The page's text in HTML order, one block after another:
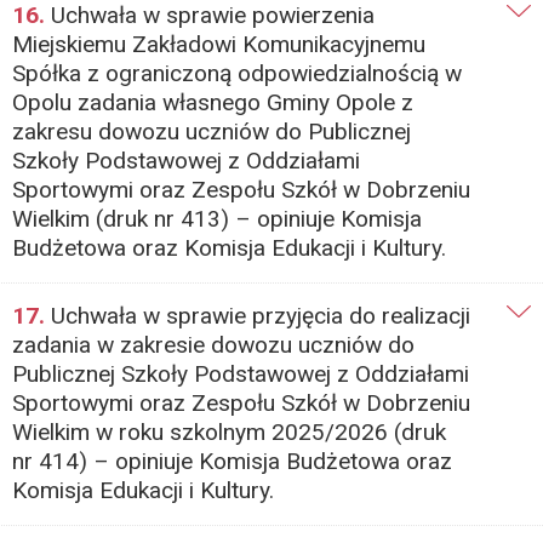
16. Uchwała w sprawie powierzenia
Miejskiemu Zakładowi Komunikacyjnemu
Spółka z ograniczoną odpowiedzialnością w
Opolu zadania własnego Gminy Opole z
zakresu dowozu uczniów do Publicznej
Szkoły Podstawowej z Oddziałami
Sportowymi oraz Zespołu Szkół w Dobrzeniu
Wielkim (druk nr 413) – opiniuje Komisja
Budżetowa oraz Komisja Edukacji i Kultury.
17. Uchwała w sprawie przyjęcia do realizacji
zadania w zakresie dowozu uczniów do
Publicznej Szkoły Podstawowej z Oddziałami
Sportowymi oraz Zespołu Szkół w Dobrzeniu
Wielkim w roku szkolnym 2025/2026 (druk
nr 414) – opiniuje Komisja Budżetowa oraz
Komisja Edukacji i Kultury.